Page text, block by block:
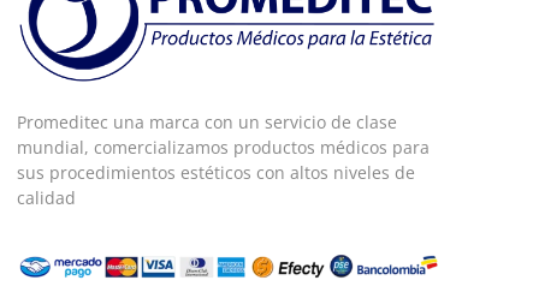
Promeditec una marca con un servicio de clase
mundial, comercializamos productos médicos para
sus procedimientos estéticos con altos niveles de
calidad